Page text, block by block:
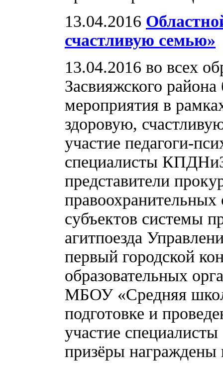
13.04.2016
счастливую семью»
13.04.2016 во всех
Засвияжского
мероприятия в
здоровую,
участие педагоги-
специалисты
представители
субъектов системы
агитпоезда
первый городской
образовательных
МБОУ «Средняя
подготовке и
участие
призёры награждены